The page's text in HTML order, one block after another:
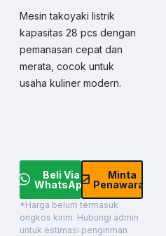
Mesin takoyaki listrik
kapasitas 28 pcs dengan
pemanasan cepat dan
merata, cocok untuk
usaha kuliner modern.
Beli Via
WhatsApp
Minta
Penawaran
*Harga belum termasuk
ongkos kirim. Hubungi admin
untuk estimasi pengiriman